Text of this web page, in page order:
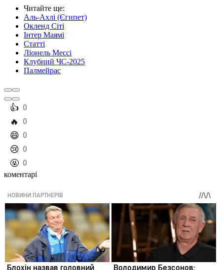
Читайте ще:
Аль-Ахлі (Єгипет)
Окленд Сіті
Інтер Маямі
Статті
Ліонель Мессі
Клубний ЧС-2025
Палмейрас
️👍 0
️🔥 0
️😄 0
️😢 0
️🤬 0
коментарі